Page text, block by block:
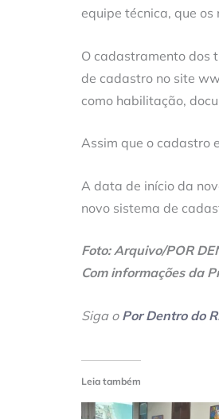
equipe técnica, que
O cadastramento dos
de cadastro no site
como habilitação,
Assim que o cadastro
A data de início da
novo sistema de
Foto: Arquivo/POR
Com informações da
Siga o Por Dentro do
Leia também